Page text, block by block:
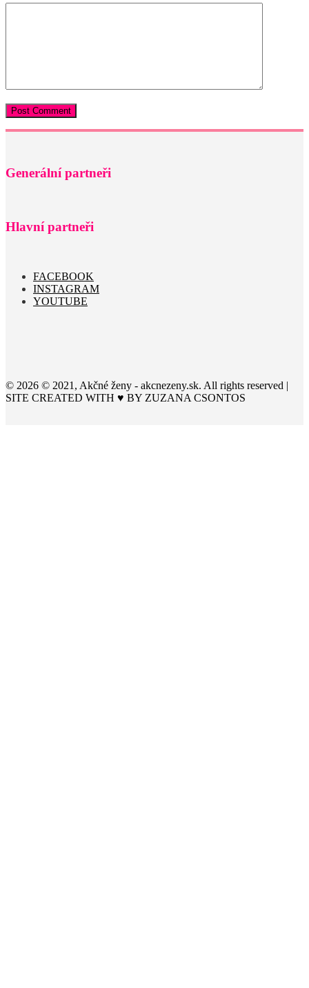
Generální partneři
Hlavní partneři
FACEBOOK
INSTAGRAM
YOUTUBE
© 2026 © 2021, Akčné ženy - akcnezeny.sk. All rights reserved |
SITE CREATED WITH ♥ BY ZUZANA CSONTOS